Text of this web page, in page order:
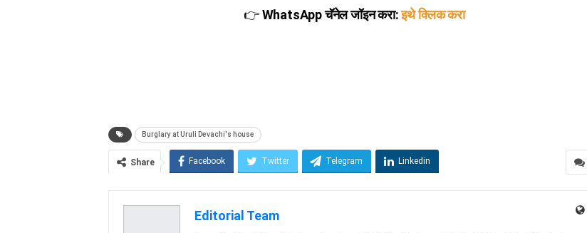
👉WhatsApp चॅनेल जॉइन करा: इथे क्लिक करा
Burglary at Uruli Devachi's house
Share Facebook Twitter Telegram Linkedin
Editorial Team